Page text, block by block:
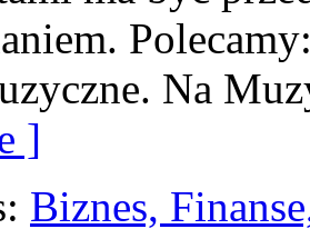
Na
]
Biznes,